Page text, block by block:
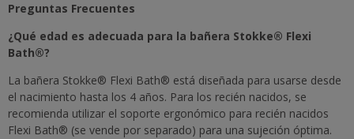
Preguntas Frecuentes
¿Qué edad es adecuada para la bañera Stokke® Flexi
Bath®?
La bañera Stokke® Flexi Bath® está diseñada para usarse desde
el nacimiento hasta los 4 años. Para los recién nacidos, se
recomienda utilizar el soporte ergonómico para recién nacidos
Flexi Bath® (se vende por separado) para una sujeción óptima.